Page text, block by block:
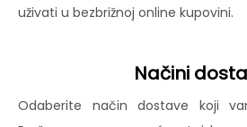
uživati u bezbrižnoj online kupovini.
Načini
Odaberite način dostave koji